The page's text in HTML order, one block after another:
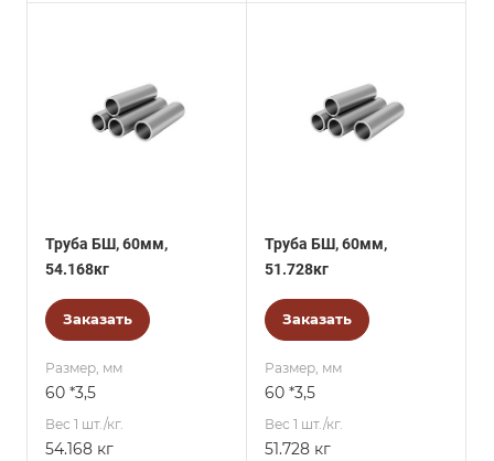
Труба БШ, 60мм,
54.168кг
Заказать
Размер, мм
60 *3,5
Вес 1 шт./кг.
54.168 кг
Труба БШ, 60мм,
51.728кг
Заказать
Размер, мм
60 *3,5
Вес 1 шт./кг.
51.728 кг